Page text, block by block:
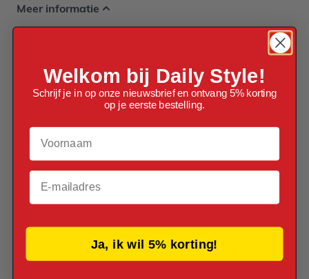
Meer informatie
Materiaal
Verpakt per
Verpakt per 10 stuks
Anderen kochten ook
Welkom bij Daily Style!
Schrijf je in op onze nieuwsbrief en ontvang 5% korting
op je eerste bestelling.
Voornaam
Email
Ja, ik wil 5% korting!